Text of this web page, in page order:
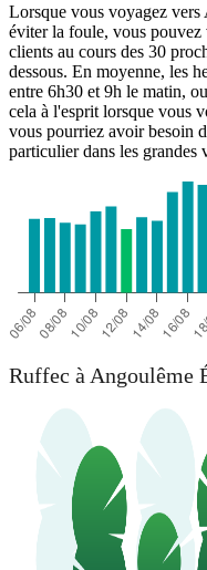
Lorsque vous voyagez
éviter la foule, vous
clients au cours des 30
dessous. En moyenne, les
entre 6h30 et 9h le matin,
cela à l'esprit lorsque vous
vous pourriez avoir besoin
particulier dans les grandes
Ruffec à Angoulême